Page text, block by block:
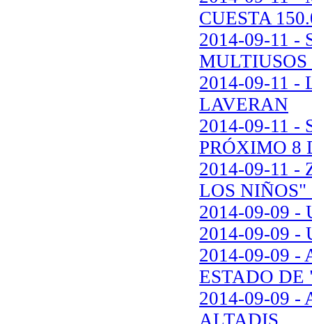
CUESTA
2014-09-11 -
2014-09-11 -
LAVERAN
2014-09-11 -
PRÓXIMO 8
2014-09-11
LOS NIÑOS"
2014-09-09 -
2014-09-09 -
2014-09-09 -
ESTADO
2014-09-09 -
ALTADIS